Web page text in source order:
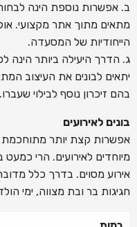
ב. אפשרות נוספת הינה
מתאים מתוך אתר מקצועי.
הייחודיות של המסעדה.
ג. הדרך היעילה ביותר הינה
יתאים לבונים את העיצוב
בהם זיכרון נוסף לבילוי שעברו.
בונים לאירועים
אפשרות קצת יותר
מיוחדים לאירועים. הרי
אירוע מסוים. בדרך כלל
חגיגות בר ובת מצווה, ימי